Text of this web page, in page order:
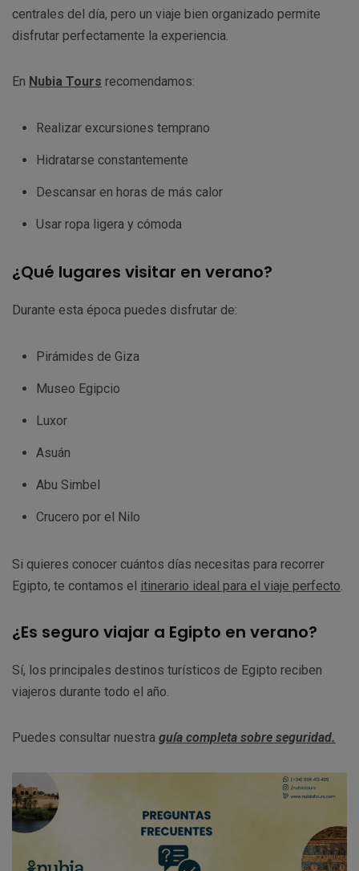
centrales del día, pero un viaje bien organizado permite
disfrutar perfectamente la experiencia.
En Nubia Tours recomendamos:
Realizar excursiones temprano
Hidratarse constantemente
Descansar en horas de más calor
Usar ropa ligera y cómoda
¿Qué lugares visitar en verano?
Durante esta época puedes disfrutar de:
Pirámides de Giza
Museo Egipcio
Luxor
Asuán
Abu Simbel
Crucero por el Nilo
Si quieres conocer cuántos días necesitas para recorrer
Egipto, te contamos el itinerario ideal para el viaje perfecto
¿Es seguro viajar a Egipto en verano?
Sí, los principales destinos turísticos de Egipto reciben
viajeros durante todo el año.
Puedes consultar nuestra guía completa sobre seguridad.